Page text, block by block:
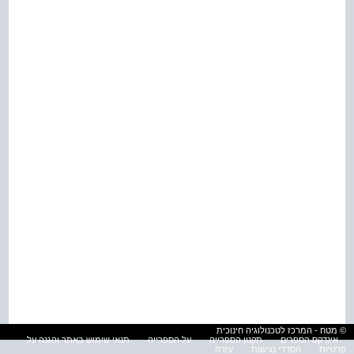
© מטח - המרכז לטכנולוגיה חינוכית
אינדקס הספרים
תקנון הספרייה על הספרייה
תנאי שימוש באתר והגנה על
פרטיות
הסדרי נגישות עזרה